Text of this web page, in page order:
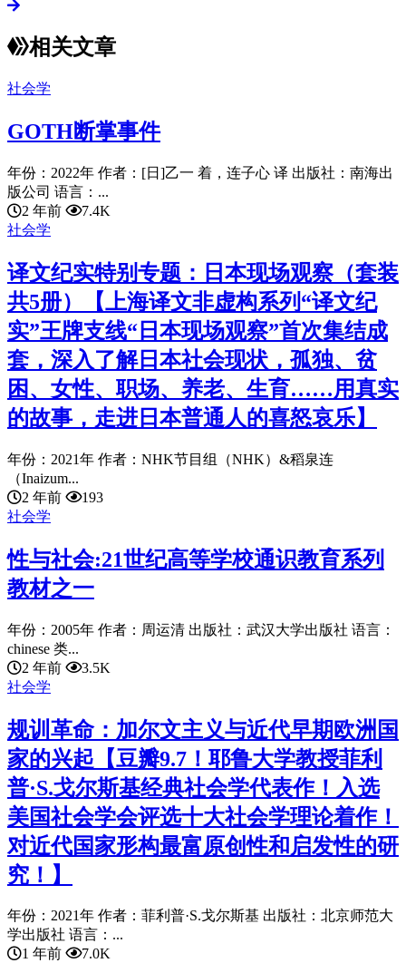
相关文章
社会学
GOTH断掌事件
年份：2022年 作者：[日]乙一 着，连子心 译 出版社：南海出
版公司 语言：...
2 年前
7.4K
社会学
译文纪实特别专题：日本现场观察（套装
共5册）【上海译文非虚构系列“译文纪
实”王牌支线“日本现场观察”首次集结成
套，深入了解日本社会现状，孤独、贫
困、女性、职场、养老、生育……用真实
的故事，走进日本普通人的喜怒哀乐】
年份：2021年 作者：NHK节目组（NHK）&稻泉连
（Inaizum...
2 年前
193
社会学
性与社会:21世纪高等学校通识教育系列
教材之一
年份：2005年 作者：周运清 出版社：武汉大学出版社 语言：
chinese 类...
2 年前
3.5K
社会学
规训革命：加尔文主义与近代早期欧洲国
家的兴起【豆瓣9.7！耶鲁大学教授菲利
普·S.戈尔斯基经典社会学代表作！入选
美国社会学会评选十大社会学理论着作！
对近代国家形构最富原创性和启发性的研
究！】
年份：2021年 作者：菲利普·S.戈尔斯基 出版社：北京师范大
学出版社 语言：...
1 年前
7.0K